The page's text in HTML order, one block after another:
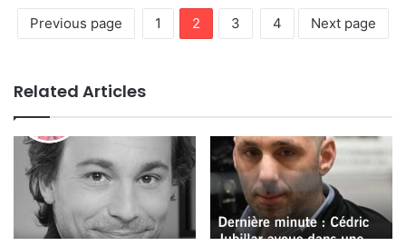
Previous page 1 2 3 4 Next page
Related Articles